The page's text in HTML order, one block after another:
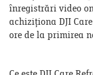
înregistrări video
achiziționa DJI
ore de la primirea